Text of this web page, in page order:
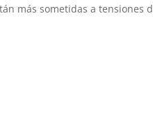
más sometidas a tensiones